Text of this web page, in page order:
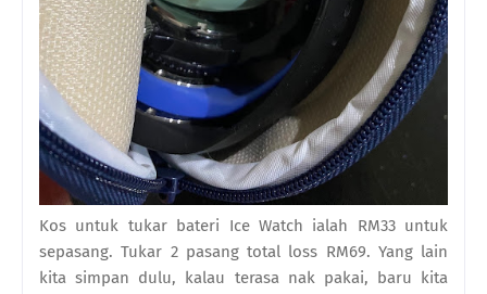
Kos untuk tukar bateri Ice Watch ialah RM33 untuk
sepasang. Tukar 2 pasang total loss RM69. Yang lain
kita simpan dulu, kalau terasa nak pakai, baru kita